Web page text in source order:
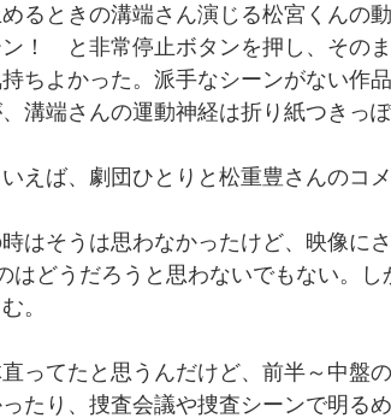
るときの溝端さん演じる松宮くんの動
ン！ と非常停止ボタンを押し、そ
ちよかった。派手なシーンがない作
溝端さんの運動神経は折り紙つきっ
えば、劇団ひとりと松重豊さんのコ
はそうは思わなかったけど、映像に
はどうだろうと思わないでもない。
。
ってたと思うんだけど、前半～中盤
たり、捜査会議や捜査シーンで明る